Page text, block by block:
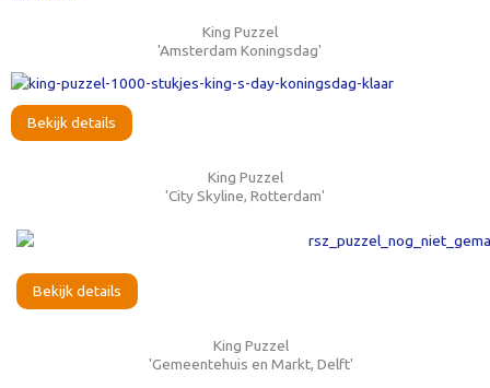
King Puzzel
'Amsterdam Koningsdag'
Bekijk details
King Puzzel
'City Skyline, Rotterdam'
Bekijk details
King Puzzel
'Gemeentehuis en Markt, Delft'